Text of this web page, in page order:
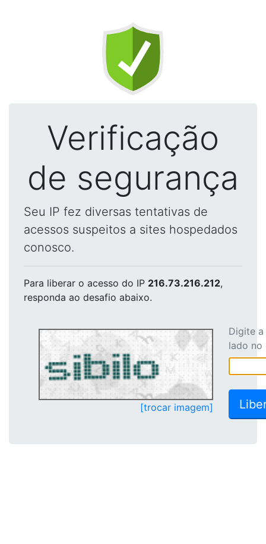
Verificação
de segurança
Seu IP fez diversas tentativas de
acessos suspeitos a sites hospedados
conosco.
Para liberar o acesso do IP 216.73.216.212,
responda ao desafio abaixo.
[trocar imagem]
Digite
lado no